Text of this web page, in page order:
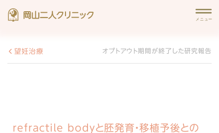
望妊治療 オプトアウト期間が終了した研究報告
refractile bodyと胚発育・移植予後との